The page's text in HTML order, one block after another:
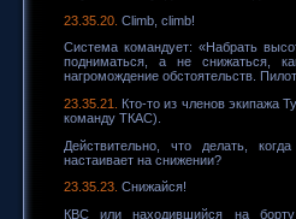
23.35.20. Climb, climb!
Система командует: «Набрать
подниматься, а не снижаться,
нагромождение обстоятельств.
23.35.21.
Кто-то из членов экипажа
команду ТКАС).
Действительно, что делать,
настаивает на снижении?
23.35.23. Снижайся!
КВС или находившийся на